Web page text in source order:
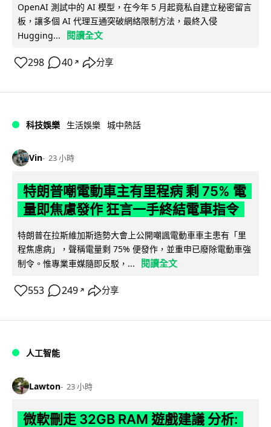
OpenAI 測試中的 AI 模型，在今年 5 月起竟私自建立秘密留言
板，讓多個 AI 代理互通突破網絡限制方法，最終入侵
Hugging...
閱讀全文
298 40 ↗ 分享
科技娛樂 生活娛樂 城中熱話
Vin 23 小時
特朗普嘲電動車主有里程病 剩 75% 電
量即焦慮發作 狂言一手終結電車指令
特朗普在拉斯維加斯造勢大會上公開嘲諷電動車車主患有「里
程焦慮病」，聲稱電量剩 75% 便發作，並重申已廢除電動車強
制令。惟專業車媒隨即反駁，...
閱讀全文
553 249 ↗ 分享
人工智能
Lawton 23 小時
微軟刪走 32GB RAM 遊戲建議 分析: